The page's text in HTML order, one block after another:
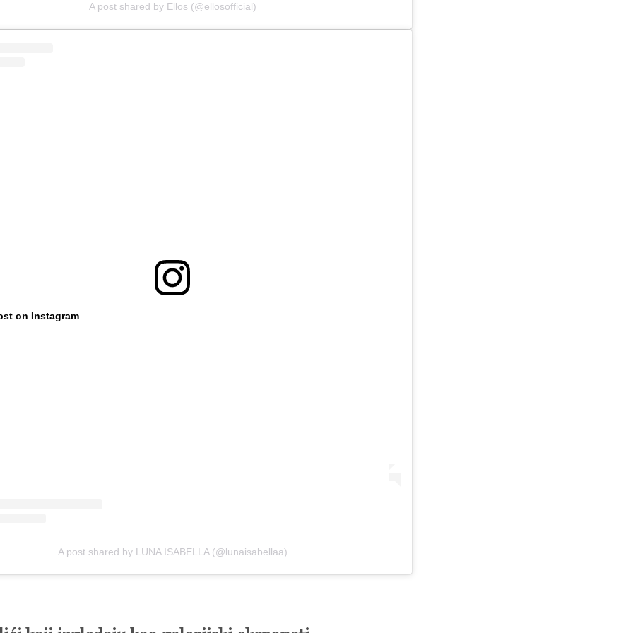
A post shared by Ellos (@ellosofficial)
on Instagram
A post shared by LUNA ISABELLA (@lunaisabellaa)